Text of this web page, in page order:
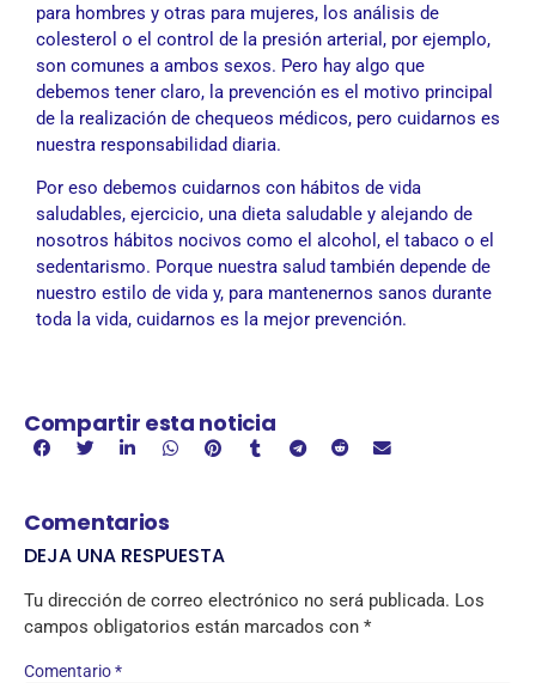
para hombres y otras para mujeres, los análisis de
colesterol o el control de la presión arterial, por ejemplo,
son comunes a ambos sexos. Pero hay algo que
debemos tener claro, la prevención es el motivo principal
de la realización de chequeos médicos, pero cuidarnos es
nuestra responsabilidad diaria.
Por eso debemos cuidarnos con hábitos de vida
saludables, ejercicio, una dieta saludable y alejando de
nosotros hábitos nocivos como el alcohol, el tabaco o el
sedentarismo. Porque nuestra salud también depende de
nuestro estilo de vida y, para mantenernos sanos durante
toda la vida, cuidarnos es la mejor prevención.
Compartir esta noticia
Comentarios
DEJA UNA RESPUESTA
Tu dirección de correo electrónico no será publicada. Los
campos obligatorios están marcados con *
Comentario*